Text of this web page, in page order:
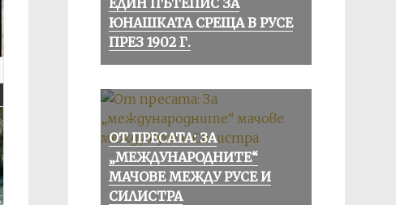
ЕДИН ПЪТЕПИС ЗА
ЮНАШКАТА СРЕЩА В РУСЕ
ПРЕЗ 1902 Г.
ОТ ПРЕСАТА: ЗА
„МЕЖДУНАРОДНИТЕ“
МАЧОВЕ МЕЖДУ РУСЕ И
СИЛИСТРА